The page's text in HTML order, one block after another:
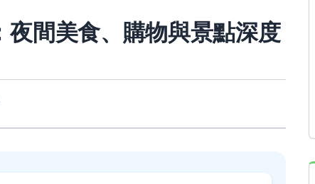
間美食、購物與景點深度